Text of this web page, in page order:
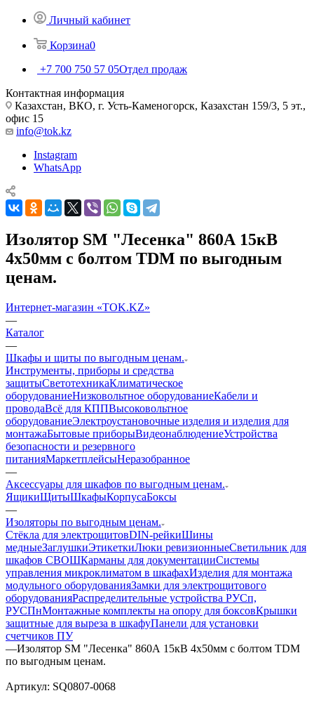
Личный кабинет
Корзина0
+7 700 750 57 05Отдел продаж
Контактная информация
Казахстан, ВКО, г. Усть-Каменогорск, Казахстан 159/3, 5 эт.,
офис 15
info@tok.kz
Instagram
WhatsApp
Изолятор SM "Лесенка" 860А 15кВ
4х50мм с болтом TDM по выгодным
ценам.
Интернет-магазин «TOK.KZ»
—
Каталог
—
Шкафы и щиты по выгодным ценам.
Инструменты, приборы и средства
защитыСветотехникаКлиматическое
оборудованиеНизковольтное оборудованиеКабели и
проводаВсё для КППВысоковольтное
оборудованиеЭлектроустановочные изделия и изделия для
монтажаБытовые приборыВидеонаблюдениеУстройства
безопасности и резервного
питанияМаркетплейсыНеразобранное
—
Аксессуары для шкафов по выгодным ценам.
ЯщикиЩитыШкафыКорпусаБоксы
—
Изоляторы по выгодным ценам.
Стёкла для электрощитовDIN-рейкиШины
медныеЗаглушкиЭтикеткиЛюки ревизионныеСветильник для
шкафов СВОШКарманы для документацииСистемы
управления микроклиматом в шкафахИзделия для монтажа
модульного оборудованияЗамки для электрощитового
оборудованияРаспределительные устройства РУСп,
РУСПнМонтажные комплекты на опору для боксовКрышки
защитные для выреза в шкафуПанели для установки
счетчиков ПУ
—Изолятор SM "Лесенка" 860А 15кВ 4х50мм с болтом TDM
по выгодным ценам.
Артикул: SQ0807-0068